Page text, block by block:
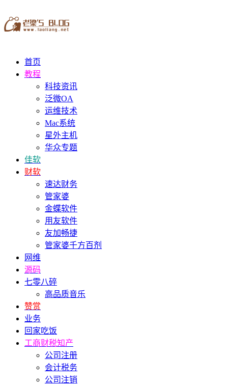
首页
教程
科技资讯
泛微OA
运维技术
Mac系统
星外主机
华众专题
佳软
财软
速达财务
管家婆
金蝶软件
用友软件
友加畅捷
管家婆千方百剂
网维
源码
七零八碎
高品质音乐
赞赏
业务
回家吃饭
工商财税知产
公司注册
会计税务
公司注销